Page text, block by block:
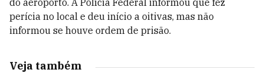
do aeroporto. A Polícia Federal informou que fez
perícia no local e deu início a oitivas, mas não
informou se houve ordem de prisão.
Veja também